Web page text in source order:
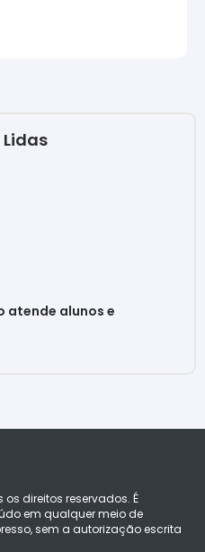
atende alunos e
direitos reservados. É
em qualquer meio de
sem a autorização escrita